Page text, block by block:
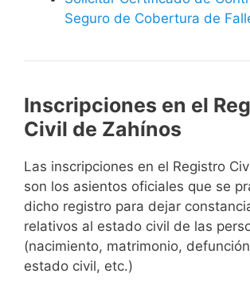
Seguro de Cobertura de
Inscripciones en el
Civil de Zahínos
Las inscripciones en el Registro
son los asientos oficiales que se
dicho registro para dejar
relativos al estado civil de las
(nacimiento, matrimonio,
estado civil, etc.)